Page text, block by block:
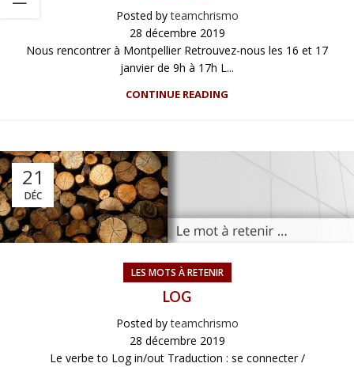
Posted by teamchrismo
28 décembre 2019
Nous rencontrer à Montpellier Retrouvez-nous les 16 et 17
janvier de 9h à 17h L...
CONTINUE READING
21
DÉC
LES MOTS À RETENIR
LOG
Posted by teamchrismo
28 décembre 2019
Le verbe to Log in/out Traduction : se connecter /